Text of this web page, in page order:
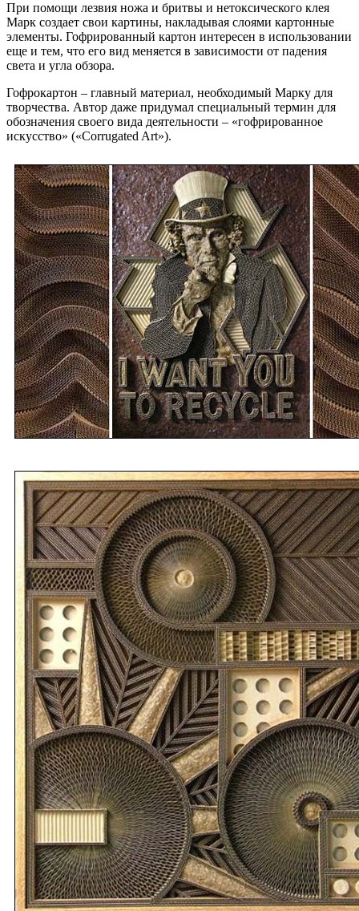
При помощи лезвия ножа и бритвы и нетоксического клея
Марк создает свои картины, накладывая слоями картонные
элементы. Гофрированный картон интересен в использовании
еще и тем, что его вид меняется в зависимости от падения
света и угла обзора.
Гофрокартон – главный материал, необходимый Марку для
творчества. Автор даже придумал специальный термин для
обозначения своего вида деятельности – «гофрированное
искусство» («Corrugated Art»).